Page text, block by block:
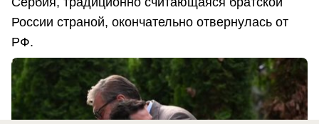
России страной, окончательно отвернулась от
РФ.